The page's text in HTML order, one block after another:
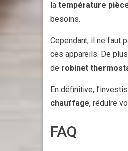
la température pièce
besoins.
Cependant, il ne faut
ces appareils. De
de robinet
En définitive,
chauffage, réduire
FAQ